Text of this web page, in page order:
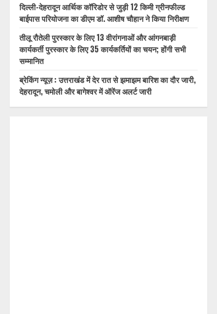
दिल्ली-देहरादून आर्थिक कॉरिडोर से जुड़ी 12 किमी ग्रीनफील्ड
बाईपास परियोजना का डीएम डॉ. आशीष चौहान ने किया निरीक्षण
तीलू रौतेली पुरस्कार के लिए 13 वीरांगनाओं और आंगनबाड़ी
कार्यकर्ती पुरस्कार के लिए 35 कार्यकर्तियों का चयन; होंगी सभी
सम्मानित
ब्रेकिंग न्यूज़ : उत्तराखंड में देर रात से झमाझम बारिश का दौर जारी,
देहरादून, चमोली और बागेश्वर में ऑरेंज अलर्ट जारी